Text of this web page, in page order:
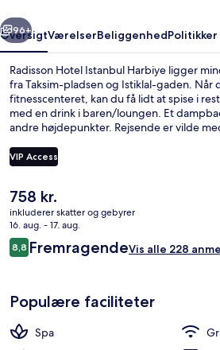
Næste
96+
OversigtVærelserBeliggenhedPolitikker
Radisson Hotel Istanbul Harbiye ligger
fra Taksim-pladsen og Istiklal-gaden. Når
fitnesscenteret, kan du få lidt at spise i
med en drink i baren/loungen. Et
andre højdepunkter. Rejsende er vilde
Kabelbanestation ligger 5 minutter væk og
ligger 9 minutter derfra.
VIP Access
Den
nuværende
pris
er
758 kr.
758 kr.
inkluderer skatter og gebyrer
16. aug. - 17. aug.
Anmeldelser
8,88,8 ud af 10.
FremragendeVis alle 228
Populære faciliteter
Spa